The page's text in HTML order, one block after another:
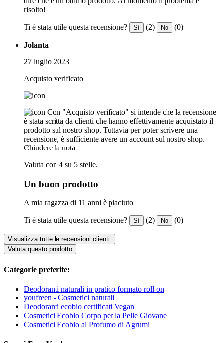
risolto!
Ti è stata utile questa recensione? Sì (2) No (0)
Jolanta
27 luglio 2023
Acquisto verificato
Con "Acquisto verificato" si intende che la recensione
è stata scritta da clienti che hanno effettivamente acquistato il
prodotto sul nostro shop. Tuttavia per poter scrivere una
recensione, è sufficiente avere un account sul nostro shop.
Chiudere la nota
Valuta con 4 su 5 stelle.
Un buon prodotto
A mia ragazza di 11 anni è piaciuto
Ti è stata utile questa recensione? Sì (2) No (0)
Visualizza tutte le recensioni clienti.
Valuta questo prodotto
Categorie preferite:
Deodoranti naturali in pratico formato roll on
youfreen - Cosmetici naturali
Deodoranti ecobio certificati Vegan
Cosmetici Ecobio Corpo per la Pelle Giovane
Cosmetici Ecobio al Profumo di Agrumi